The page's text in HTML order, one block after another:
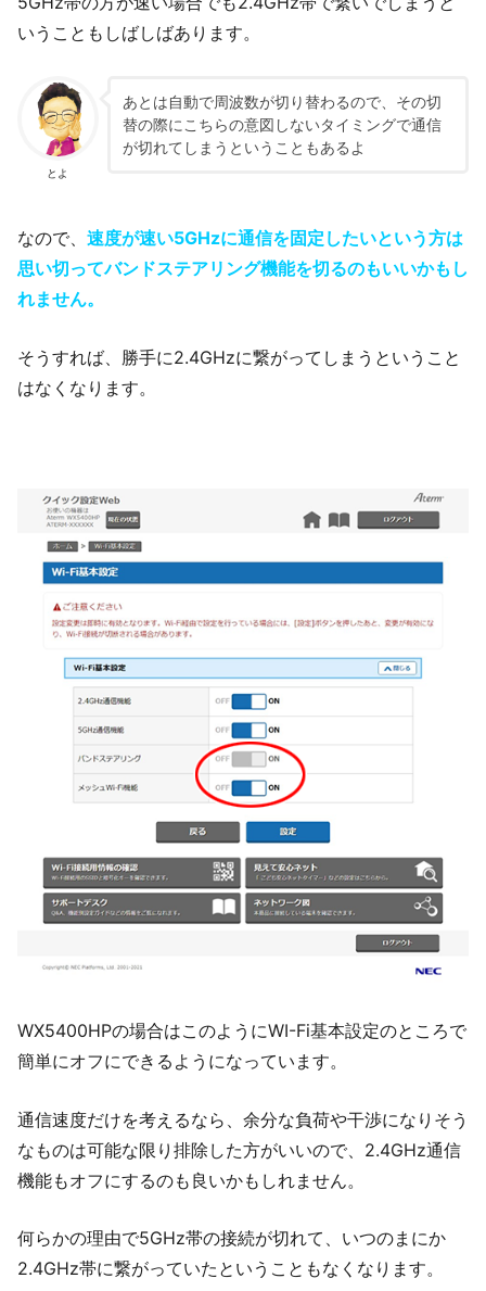
いうこともしばしばあります。
とよ
あとは自動で周波数が切り替わるので、その切
替の際にこちらの意図しないタイミングで通信
が切れてしまうということもあるよ
なので、 速度が速い5GHzに通信を固定したいという方は
思い切ってバンドステアリング機能を切るのもいいかもし
れません。
そうすれば、勝手に2.4GHzに繋がってしまうということ
はなくなります。
WX5400HPの場合はこのようにWI-Fi基本設定のところで
簡単にオフにできるようになっています。
通信速度だけを考えるなら、余分な負荷や干渉になりそう
なものは可能な限り排除した方がいいので、2.4GHz通信
機能もオフにするのも良いかもしれません。
何らかの理由で5GHz帯の接続が切れて、いつのまにか
2.4GHz帯に繋がっていたということもなくなります。